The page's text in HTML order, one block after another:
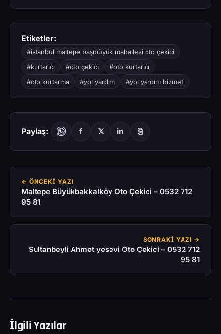
Etiketler:
#istanbul maltepe başıbüyük mahallesi oto çekici
#kurtarıcı
#oto çekici
#oto kurtarıcı
#oto kurtarma
#yol yardım #yol yardım hizmeti
Paylaş: f 𝕏 in ⎘
← ÖNCEKI YAZI
Maltepe Büyükbakkalköy Oto Çekici – 0532 712
95 81
SONRAKI YAZI →
Sultanbeyli Ahmet yesevi Oto Çekici – 0532 712
95 81
İlgili Yazılar